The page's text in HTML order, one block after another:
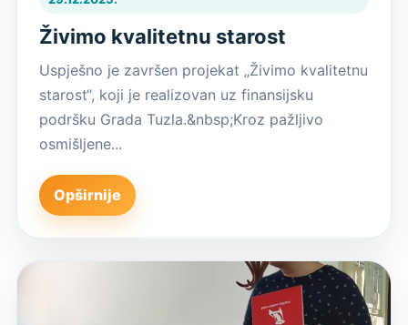
Živimo kvalitetnu starost
Uspješno je završen projekat „Živimo kvalitetnu
starost“, koji je realizovan uz finansijsku
podršku Grada Tuzla.&nbsp;Kroz pažljivo
osmišljene...
Opširnije